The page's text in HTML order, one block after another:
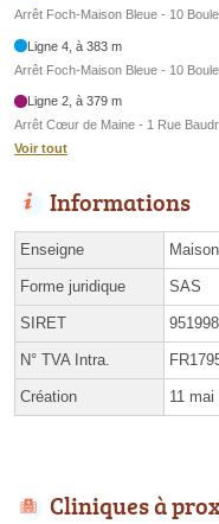
Arrêt Foch-Maison Bleue - 10
Ligne 4, à 383 m
Arrêt Foch-Maison Bleue - 10
Ligne 2, à 379 m
Arrêt Cœur de Maine - 1 Rue
Voir tout
Informations
Enseigne
Forme juridique SAS
SIRET
N° TVA Intra.
Création 11 mai
Cliniques à